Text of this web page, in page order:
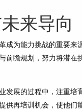
来导向
成为能力挑战的重要
瞻规划，努力将潜在
发展的过程中，注重
供再培训机会，使他